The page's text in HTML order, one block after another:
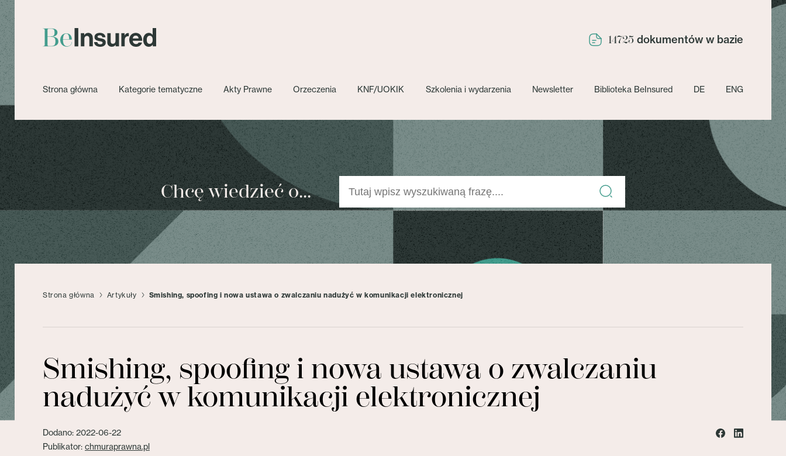
14725 dokumentów w bazie
Strona główna Kategorie tematyczne Akty Prawne Orzeczenia KNF/UOKIK Szkolenia i wydarzenia Newsletter Biblioteka BeInsured DE ENG
Chcę wiedzieć o...
Strona główna Artykuły Smishing, spoofing i nowa ustawa o zwalczaniu nadużyć w komunikacji elektronicznej
Smishing, spoofing i nowa ustawa o zwalczaniu
nadużyć w komunikacji elektronicznej
Dodano: 2022-06-22
Publikator: chmuraprawna.pl